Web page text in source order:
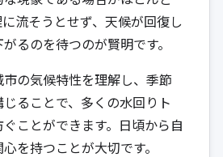
流そうとせず、天候が回復し
るのを待つのが賢明です。
の気候特性を理解し、季節
ることで、多くの水回りト
ことができます。日頃から自
を持つことが大切です。